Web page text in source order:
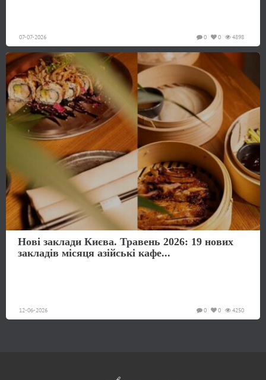
07-07-2026 4898
0
0
Нові заклади Києва. Травень 2026: 19 нових
закладів місяця азійські кафе...
12-06-2026 4250
0
0